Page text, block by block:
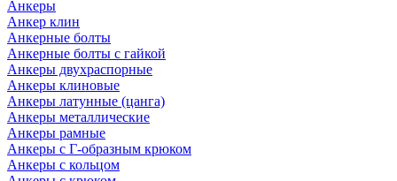
Анкеры
Анкер клин
Анкерные болты
Анкерные болты с гайкой
Анкеры двухраспорные
Анкеры клиновые
Анкеры латунные (цанга)
Анкеры металлические
Анкеры рамные
Анкеры с Г-образным крюком
Анкеры с кольцом